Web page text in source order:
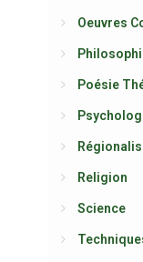
Oeuvres
Poésie
Religion
Science